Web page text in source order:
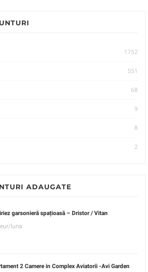
1752
551
68
9
8
2
ADAUGATE
garsonieră spațioasă – Dristor / Vitan
luna
2 Camere in Complex Aviatorii -Avi Garden